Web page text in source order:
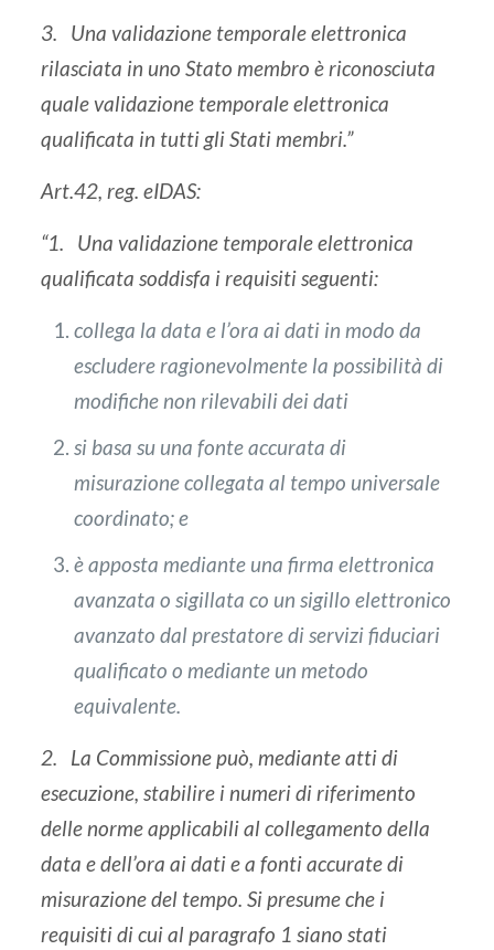
3. Una validazione temporale elettronica
rilasciata in uno Stato membro è riconosciuta
quale validazione temporale elettronica
qualificata in tutti gli Stati membri.”
Art.42, reg. eIDAS:
“1. Una validazione temporale elettronica
qualificata soddisfa i requisiti seguenti:
collega la data e l’ora ai dati in modo da
escludere ragionevolmente la possibilità di
modifiche non rilevabili dei dati
si basa su una fonte accurata di
misurazione collegata al tempo universale
coordinato; e
è apposta mediante una firma elettronica
avanzata o sigillata co un sigillo elettronico
avanzato dal prestatore di servizi fiduciari
qualificato o mediante un metodo
equivalente.
2. La Commissione può, mediante atti di
esecuzione, stabilire i numeri di riferimento
delle norme applicabili al collegamento della
data e dell’ora ai dati e a fonti accurate di
misurazione del tempo. Si presume che i
requisiti di cui al paragrafo 1 siano stati